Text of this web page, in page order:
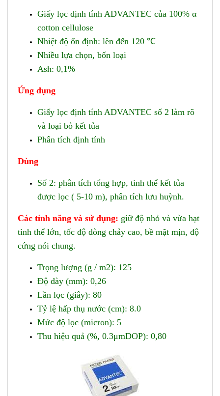
Giấy lọc ​​định tính ADVANTEC của 100% α
cotton cellulose
Nhiệt độ ổn định: lên đến 120 ℃
Nhiều lựa chọn, bốn loại
Ash: 0,1%
Ứng dụng
Giấy lọc ​​định tính ADVANTEC số 2 làm rõ
và loại bỏ kết tủa
Phân tích định tính
Dùng
Số 2: phân tích tổng hợp, tinh thể kết tủa
được lọc ( 5-10 m), phân tích lưu huỳnh.
Các tính năng và sử dụng: giữ độ nhỏ và vừa hạt
tinh thể lớn, tốc độ dòng chảy cao, bề mặt mịn, độ
cứng nói chung.
Trọng lượng (g / m2): 125
Độ dày (mm): 0,26
Lần lọc (giây): 80
Tỷ lệ hấp thụ nước (cm): 8.0
Mức độ lọc (micron): 5
Thu hiệu quả (%, 0.3μmDOP): 0,80